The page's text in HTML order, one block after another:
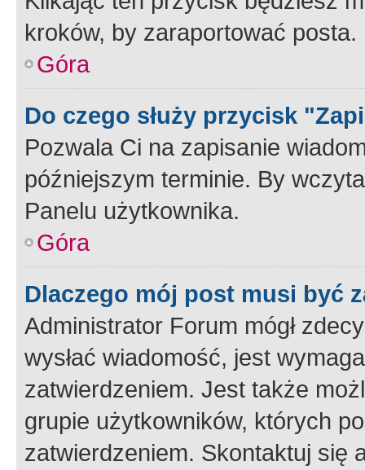
kroków, by zaraportować posta.
Góra
Do czego służy przycisk
Pozwala Ci na zapisanie
późniejszym terminie. By
Panelu użytkownika.
Góra
Dlaczego mój post musi być
Administrator Forum mógł
wysłać wiadomość, jest
zatwierdzeniem. Jest także
grupie użytkowników, których
zatwierdzeniem. Skontaktuj się